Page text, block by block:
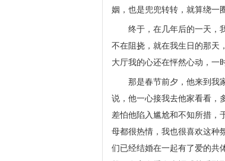
姻，也是兜兜转转，就算绕一
终于，在几年后的一天，
不在阻挠，就在我生日的那天
大厅我的心还在怦然心动，一
那是春节前夕，他来到我
说，他一心接我去他家看看，
差怕他陷入尴尬和不知所措，
母都很热情，我也很喜欢这种
们已经结婚在一起有了爱的共